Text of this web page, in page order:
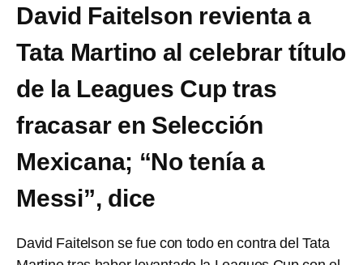
David Faitelson revienta a
Tata Martino al celebrar título
de la Leagues Cup tras
fracasar en Selección
Mexicana; “No tenía a
Messi”, dice
David Faitelson se fue con todo en contra del Tata